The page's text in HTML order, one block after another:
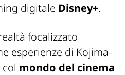
digitale Disney+.
focalizzato
esperienze di Kojima-
mondo del cinema